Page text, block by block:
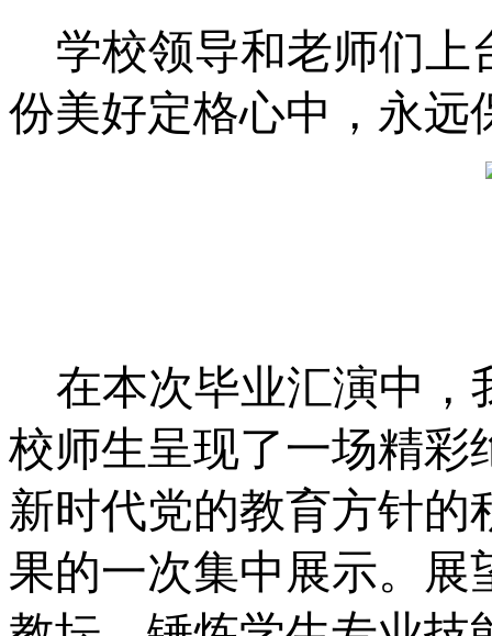
学校领导和老师们上
份美好定格心中，永远
在本次毕业汇演中，
校师生呈现了一场精彩
新时代党的教育方针的
果的一次集中展示。展